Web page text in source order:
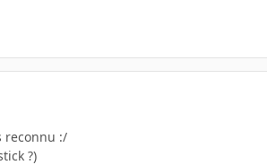
reconnu :/
?)